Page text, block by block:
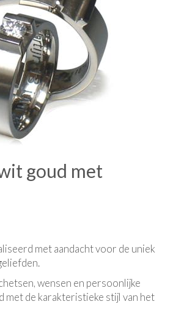
goud met
met aandacht voor de uniek
wensen en persoonlijke
met de karakteristieke stijl van het